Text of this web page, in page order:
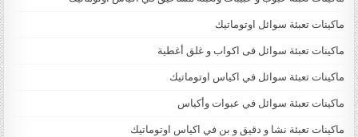
ماكينات تعبئة سوائل اوتوماتيك
ماكينات تعبئة سوائل فى اكواب و غلق أغطية
ماكينات تعبئة سوائل في اكياس اوتوماتيك
ماكينات تعبئة سوائل في عبوات وأكياس
ماكينات تعبئة نشا و دقيق و بن في اكياس اوتوماتيك